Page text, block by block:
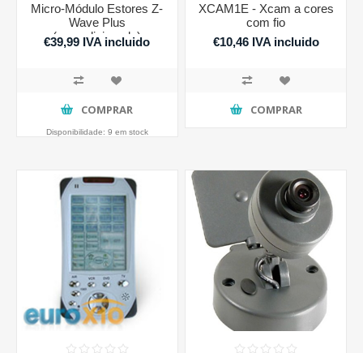
Micro-Módulo Estores Z-
Wave Plus
(recondicionado)
€39,99 IVA incluido
COMPRAR
Disponibilidade: 9 em stock
XCAM1E - Xcam a cores
com fio
€10,46 IVA incluido
COMPRAR